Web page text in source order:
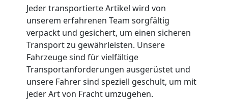
Jeder transportierte Artikel wird von
unserem erfahrenen Team sorgfältig
verpackt und gesichert, um einen sicheren
Transport zu gewährleisten. Unsere
Fahrzeuge sind für vielfältige
Transportanforderungen ausgerüstet und
unsere Fahrer sind speziell geschult, um mit
jeder Art von Fracht umzugehen.
Leonding
Beiladung
Leonding